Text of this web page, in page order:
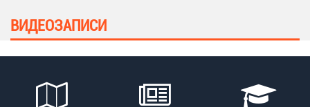
ВИДЕОЗАПИСИ